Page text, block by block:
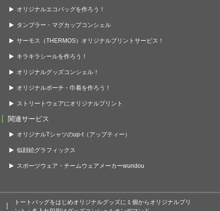
オリジナルエコバッグを作ろう！
タンブラー・マグカップコンシェル
サーモス（THERMOS）オリジナルプリントサービス！
キラキラシールを作ろう！
オリジナルグッズコンシェル！
オリジナルポーチ・巾着を作ろう！
ストリートウェアにオリジナルプリント
関連サービス
オリジナルTシャツのup-t（アップティー）
似顔絵グラフィックス
スポーツウェア・チームウェアメーカーwundou
トートバッグをはじめオリジナルグッズに１個からオリジナルプリ